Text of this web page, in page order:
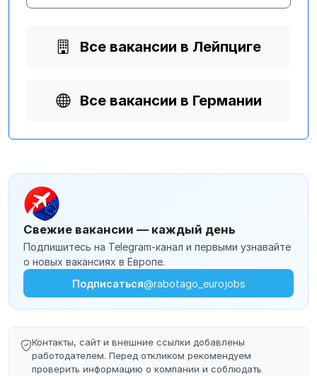
Все вакансии в Лейпциге
Все вакансии в Германии
Свежие вакансии — каждый день
Подпишитесь на Telegram-канал и первыми узнавайте
о новых вакансиях в Европе.
Подписаться@rabotago_eurojobs
Контакты, сайт и внешние ссылки добавлены
работодателем. Перед откликом рекомендуем
проверить информацию о компании и соблюдать